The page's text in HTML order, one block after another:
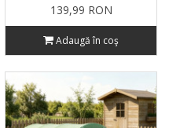
139,99 RON
Adaugă în coş